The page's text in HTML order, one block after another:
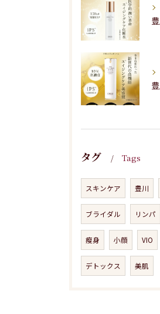
タグ Tags
スキンケア 豊川
ブライダル リンパ
瘦身 小顔 VIO
デトックス 美肌